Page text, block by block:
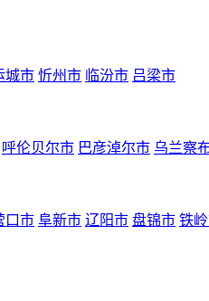
城市 忻州市 临汾市 吕梁市
呼伦贝尔市 巴彦淖尔市 乌兰察
口市 阜新市 辽阳市 盘锦市 铁